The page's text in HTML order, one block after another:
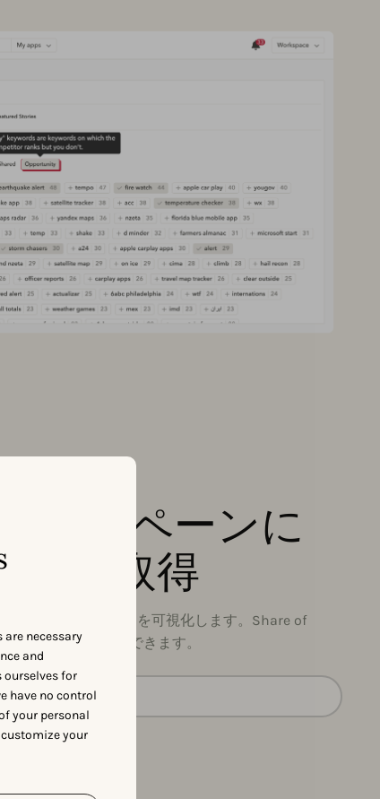
necessary
and
ourselves for
have no control
your personal
customize your
ャンペーンに
を取得
しているキーワードを可視化します。Share of
札を戦略的に調整できます。
詳細を見る